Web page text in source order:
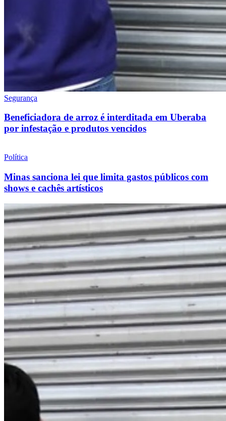
Segurança
Beneficiadora de arroz é interditada em Uberaba
por infestação e produtos vencidos
Política
Minas sanciona lei que limita gastos públicos com
shows e cachês artísticos